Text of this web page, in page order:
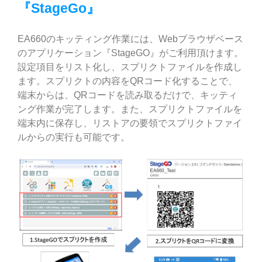
『StageGo』
EA660のキッティング作業には、Webブラウザベース
のアプリケーション『StageGO』がご利用頂けます。
設定項目をリスト化し、スプリクトファイルを作成し
ます。スプリクトの内容をQRコード化することで、
端末からは、QRコードを読み取るだけで、キッティ
ング作業が完了します。また、スプリクトファイルを
端末内に保存し、リストアの要領でスプリクトファイ
ルからの実行も可能です。